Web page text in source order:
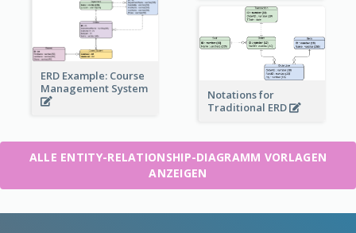
ERD Example: Course
Management System
Notations for
Traditional ERD
ALLE ENTITY-RELATIONSHIP-DIAGRAMM VORLAGEN
ANZEIGEN